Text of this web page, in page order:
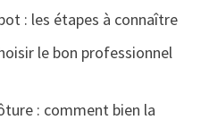
: les étapes à connaître
le bon professionnel
: comment bien la